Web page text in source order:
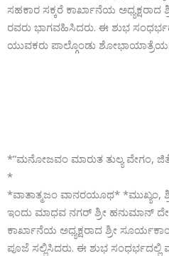
ಸಹಕಾರ ಸಕ್ಕರೆ ಕಾರ್ಖಾನೆಯ
ರವರು ಭಾಗವಹಿಸಿದರು. ಈ ಶುಭ
ಯುವಕರು ಪಾಲ್ಗೊಂಡು
*”ಮನೋಜವಂ ಮಾರುತ ತುಲ್ಯ ವೇಗಂ,
*
*ವಾತಾತ್ಮಜಂ ವಾನರಯೂಥ* *ಮುಖ್ಯಂ,
ಇಂದು ಮಾಧವ ನಗರ್ ಶ್ರೀ ಹನುಮಾನ್
ಕಾರ್ಖಾನೆಯ ಅಧ್ಯಕ್ಷರಾದ ಶ್ರೀ
ಪೂಜೆ ಸಲ್ಲಿಸಿದರು. ಈ ಶುಭ